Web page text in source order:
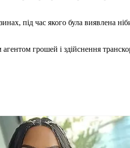
під час якого була виявлена
грошей і здійснення